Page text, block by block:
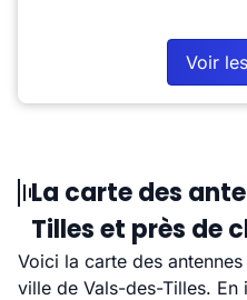
Voir
La carte des
Tilles et près de
Voici la carte des
ville de Vals-des-Tilles. En